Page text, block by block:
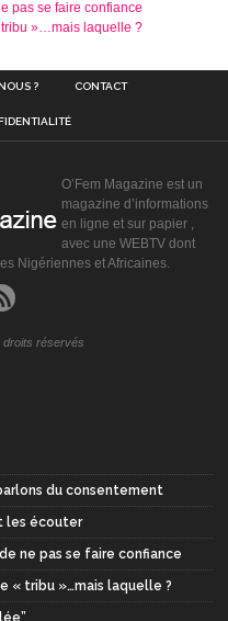
pas se faire confiance
tribu »…mais laquelle ?
? CONTACT
O’Fem Magazine est un
magazine d’informations
en ligne et sur papier ,
avec une WEBTV dont
Nigériennes et Africaines.
droits réservés
du consentement
les écouter
ne pas se faire confiance
« tribu »…mais laquelle ?